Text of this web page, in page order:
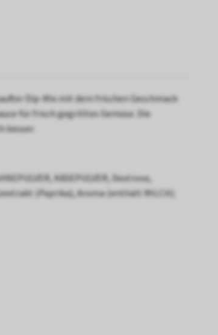
Dip-Mix mit dem frischen Geschmack
für frisch gegrilltes Gemüse. Die
besser.
KÄSEPULVER, Dextrose,
(Paprika), Aroma (enthält MILCH).